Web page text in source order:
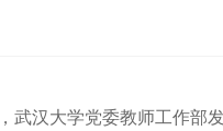
武汉大学党委教师工作部